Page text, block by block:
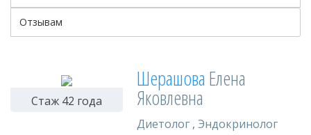
Отзывам
Стаж 42 года
Шерашова Елена
Яковлевна
Диетолог , Эндокринолог